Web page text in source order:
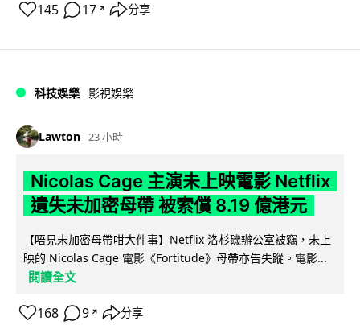
145 17 ↗ 分享
科技娛樂 影視娛樂
Lawton 23 小時
Nicolas Cage 主演未上映電影 Netflix
遺失未加密母帶 被索償 8.19 億港元
【唔見未加密母帶咁大件事】Netflix 洛杉磯辦公室被竊，未上
映的 Nicolas Cage 電影《Fortitude》母帶亦告失蹤。電影...
閱讀全文
168 9 ↗ 分享